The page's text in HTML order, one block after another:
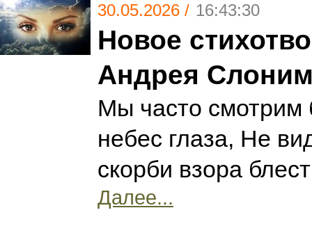
30.05.2026 / 16:43:30
Новое
Андрея
Мы часто смотрим
небес глаза, Не
скорби взора
Далее...